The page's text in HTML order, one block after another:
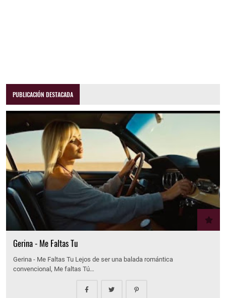
PUBLICACIÓN DESTACADA
Gerina - Me Faltas Tu
Gerina - Me Faltas Tu Lejos de ser una balada romántica
convencional, Me faltas Tú…